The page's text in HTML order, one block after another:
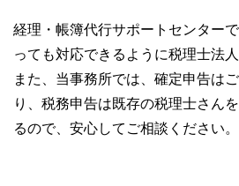
経理・帳簿代行サポートセンター
っても対応できるように税理士法
また、当事務所では、確定申告は
り、税務申告は既存の税理士さん
るので、安心してご相談ください。